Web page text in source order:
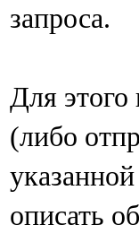
запроса.
Для
(либо
описать